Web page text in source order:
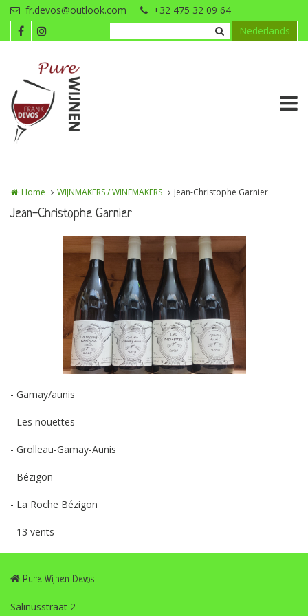
Overslaan en naar de inhoud gaan
fr.devos@outlook.com
+32 475 32 09 64
Nederlands
Home WIJNMAKERS / WINEMAKERS Jean-Christophe Garnier
Jean-Christophe Garnier
- Gamay/aunis
- Les nouettes
- Grolleau-Gamay-Aunis
- Bézigon
- La Roche Bézigon
- 13 vents
Pure Wijnen Devos
Salinusstraat 2